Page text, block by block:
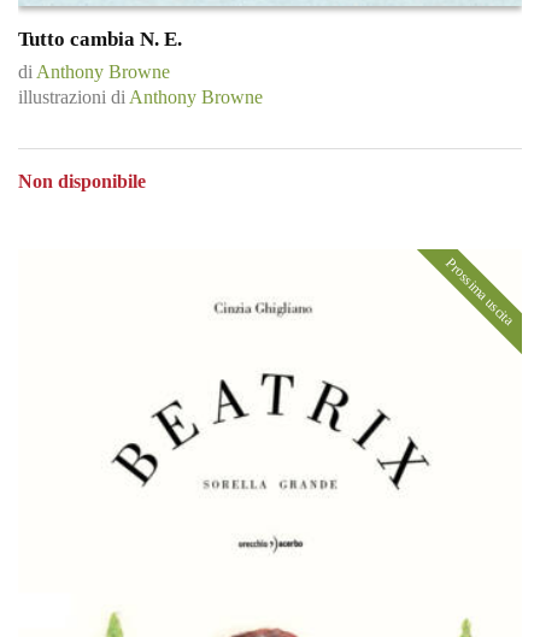
Tutto cambia N. E.
di Anthony Browne
illustrazioni di Anthony Browne
Non disponibile
Prossima uscita